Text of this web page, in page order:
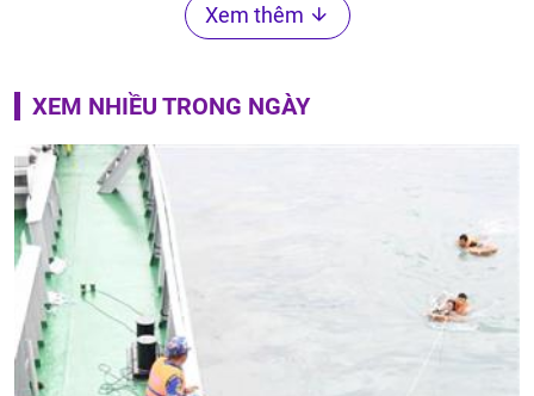
Xem thêm
XEM NHIỀU TRONG NGÀY